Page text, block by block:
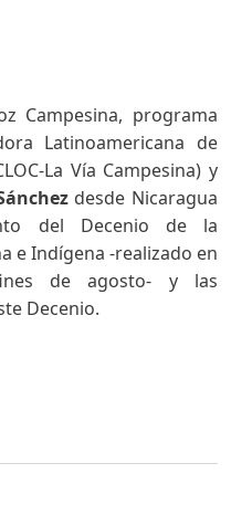
Campesina, programa
Latinoamericana de
La Vía Campesina) y
desde Nicaragua
del Decenio de la
e Indígena -realizado en
de agosto- y las
Decenio.